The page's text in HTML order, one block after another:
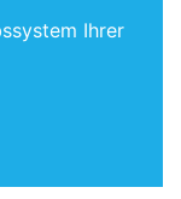
Ihrer